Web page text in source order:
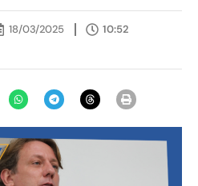
18/03/2025
10:52